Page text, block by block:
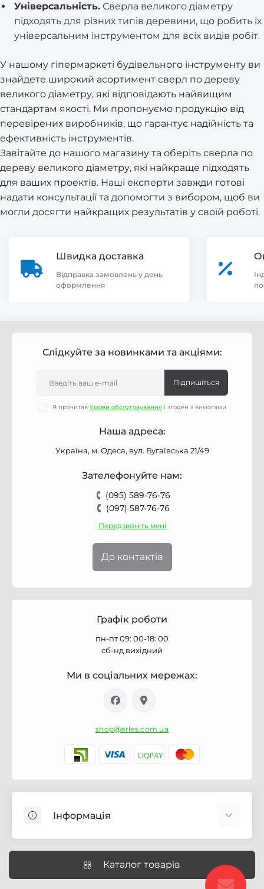
Універсальність. Сверла великого діаметру
підходять для різних типів деревини, що робить їх
універсальним інструментом для всіх видів робіт.
У нашому гіпермаркеті будівельного інструменту ви
знайдете широкий асортимент сверл по дереву
великого діаметру, які відповідають найвищим
стандартам якості. Ми пропонуємо продукцію від
перевірених виробників, що гарантує надійність та
ефективність інструментів.
Завітайте до нашого магазину та оберіть сверла по
дереву великого діаметру, які найкраще підходять
для ваших проектів. Наші експерти завжди готові
надати консультації та допомогти з вибором, щоб ви
могли досягти найкращих результатів у своїй роботі.
Швидка доставка
Відправка замовлень у день
оформлення
Слідкуйте за новинками та акціями:
Підпишіться
Я прочитав Умови обслуговування і згоден з вимогами
Наша адреса:
Україна, м. Одеса, вул. Бугаївська 21/49
Зателефонуйте нам:
(095) 589-76-76
(097) 587-76-76
Передзвоніть мені
До контактів
Графік роботи
пн-пт 09: 00-18: 00
сб-нд вихідний
Ми в соціальних мережах:
shop@arles.com.ua
Інформація
Про магазин Arles.com.ua
Умови обслуговування
Каталог товарів